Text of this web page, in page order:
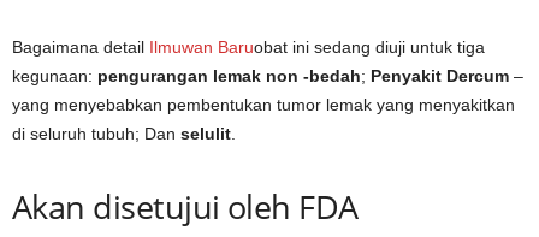
Bagaimana detail Ilmuwan Baruobat ini sedang diuji untuk tiga
kegunaan: pengurangan lemak non -bedah; Penyakit Dercum –
yang menyebabkan pembentukan tumor lemak yang menyakitkan
di seluruh tubuh; Dan selulit
Akan disetujui oleh FDA